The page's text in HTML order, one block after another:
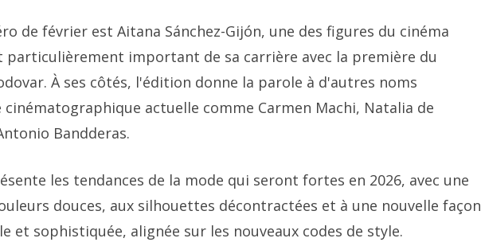
de février est Aitana Sánchez-Gijón, une des figures du cinéma
important de sa carrière avec la première du
À ses côtés, l'édition donne la parole à d'autres noms
actuelle comme Carmen Machi, Natalia de
Bandderas.
les tendances de la mode qui seront fortes en 2026, avec une
douces, aux silhouettes décontractées et à une nouvelle façon
et sophistiquée, alignée sur les nouveaux codes de style.